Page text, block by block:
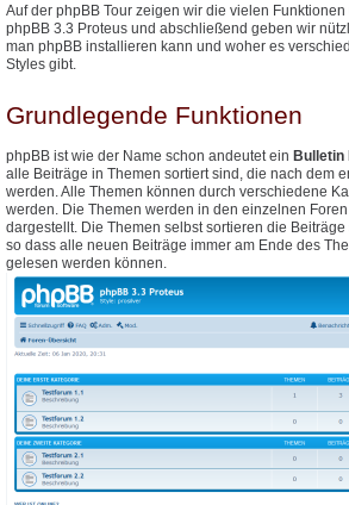
Auf der phpBB Tour zeigen wir die vielen
phpBB 3.3 Proteus und abschließend geben wir
man phpBB installieren kann und woher es
Styles gibt.
Grundlegende Funktionen
phpBB ist wie der Name schon andeutet ein Bulletin
alle Beiträge in Themen sortiert sind, die nach dem
werden. Alle Themen können durch verschiedene
werden. Die Themen werden in den einzelnen
dargestellt. Die Themen selbst sortieren die
so dass alle neuen Beiträge immer am Ende des
gelesen werden können.